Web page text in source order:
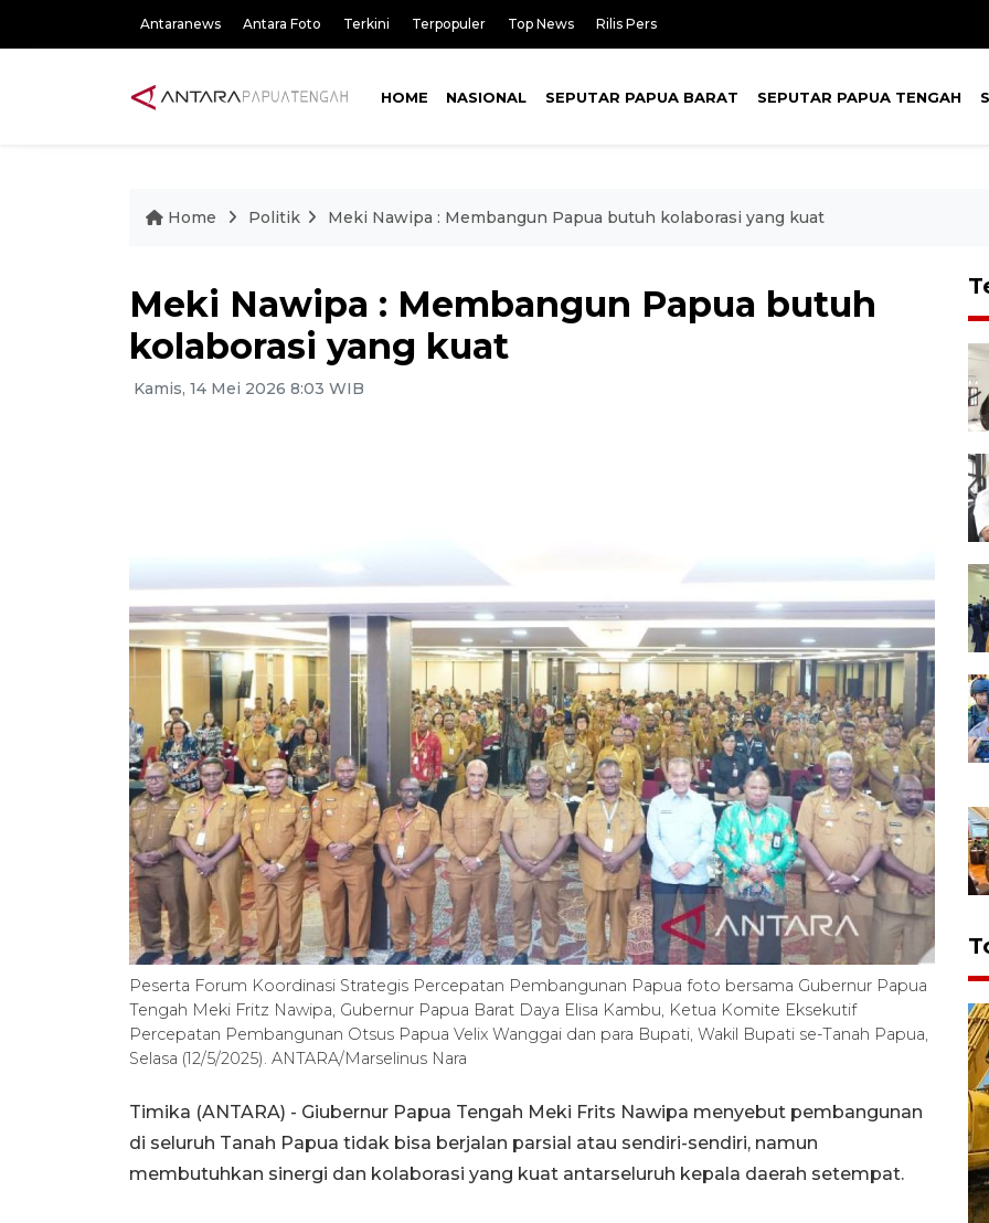
Antaranews Antara Foto Terkini Terpopuler Top News Rilis Pers
HOME NASIONAL SEPUTAR PAPUA BARAT SEPUTAR PAPUA TENGAH
Home Politik Meki Nawipa : Membangun Papua butuh kolaborasi yang kuat
Meki Nawipa : Membangun Papua butuh
kolaborasi yang kuat
Kamis, 14 Mei 2026 8:03 WIB
Peserta Forum Koordinasi Strategis Percepatan Pembangunan Papua foto bersama Gubernur Papua
Tengah Meki Fritz Nawipa, Gubernur Papua Barat Daya Elisa Kambu, Ketua Komite Eksekutif
Percepatan Pembangunan Otsus Papua Velix Wanggai dan para Bupati, Wakil Bupati se-Tanah Papua,
Selasa (12/5/2025). ANTARA/Marselinus Nara
Timika (ANTARA) - Giubernur Papua Tengah Meki Frits Nawipa menyebut pembangunan
di seluruh Tanah Papua tidak bisa berjalan parsial atau sendiri-sendiri, namun
membutuhkan sinergi dan kolaborasi yang kuat antarseluruh kepala daerah setempat.